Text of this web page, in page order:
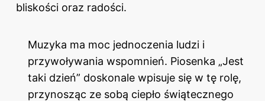
bliskości oraz radości.
Muzyka ma moc jednoczenia ludzi i
przywoływania wspomnień. Piosenka „Jest
taki dzień” doskonale wpisuje się w tę rolę,
przynosząc ze sobą ciepło świątecznego